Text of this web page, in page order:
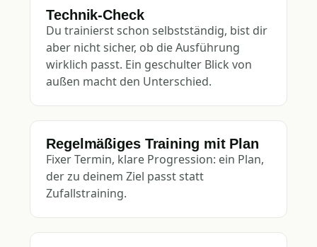
Technik-Check
Du trainierst schon selbstständig, bist dir
aber nicht sicher, ob die Ausführung
wirklich passt. Ein geschulter Blick von
außen macht den Unterschied.
Regelmäßiges Training mit Plan
Fixer Termin, klare Progression: ein Plan,
der zu deinem Ziel passt statt
Zufallstraining.